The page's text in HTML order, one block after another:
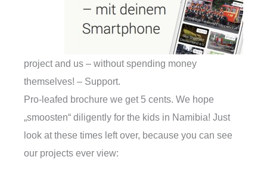
project and us – without spending money
themselves! – Support.
Pro-leafed brochure we get 5 cents. We hope
„smoosten“ diligently for the kids in Namibia! Just
look at these times left over, because you can see
our projects ever view: